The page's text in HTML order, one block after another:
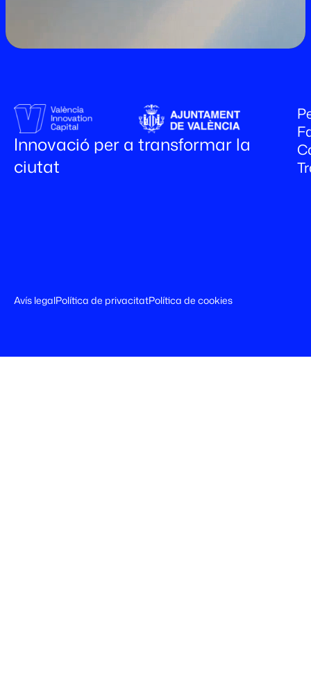
Innovació per a transformar la
ciutat
Avís legalPolítica de privacitatPolítica de cookies